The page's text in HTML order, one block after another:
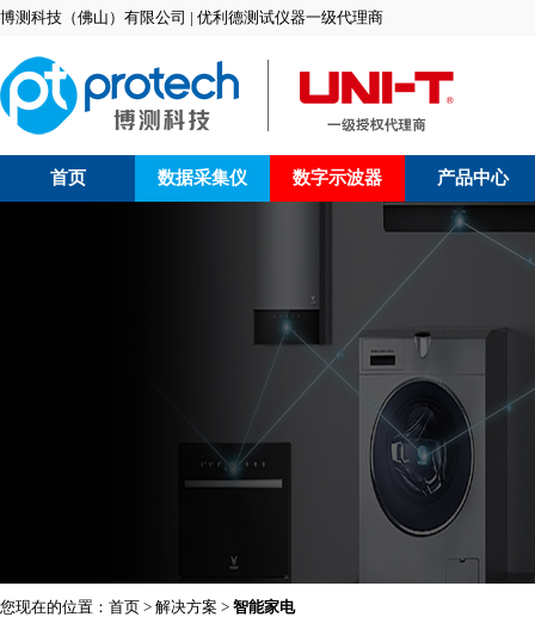
博测科技（佛山）有限公司 | 优利德测试仪器一级代理商
首页 数据采集仪 数字示波器 产品中心
您现在的位置： 首页 > 解决方案 > 智能家电